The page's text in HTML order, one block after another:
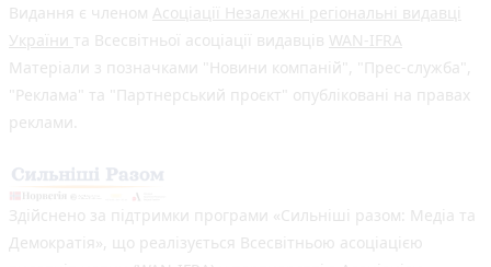
Видання є членом Асоціації Незалежні регіональні видавці
України та Всесвітньої асоціації видавців WAN-IFRA
Матеріали з позначками "Новини компаній", "Прес-служба",
"Реклама" та "Партнерський проєкт" опубліковані на правах
реклами.
Здійснено за підтримки програми «Сильніші разом: Медіа та
Демократія», що реалізується Всесвітньою асоціацією